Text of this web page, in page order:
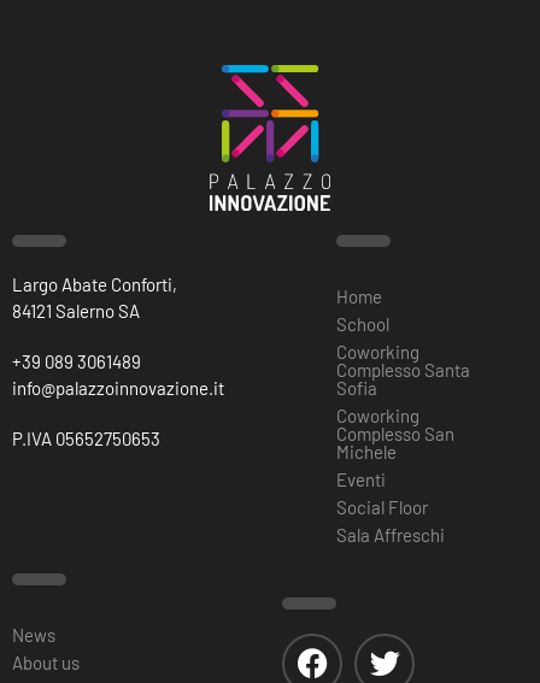
Largo Abate Conforti,
84121 Salerno SA
+39 089 3061489
info@palazzoinnovazione.it
P.IVA 05652750653
Home
School
Coworking
Complesso Santa
Sofia
Coworking
Complesso San
Michele
Eventi
Social Floor
Sala Affreschi
News
About us